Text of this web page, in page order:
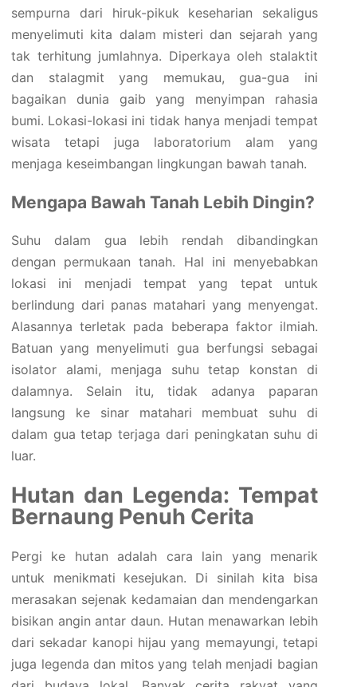
sempurna dari hiruk-pikuk keseharian sekaligus
menyelimuti kita dalam misteri dan sejarah yang
tak terhitung jumlahnya. Diperkaya oleh stalaktit
dan stalagmit yang memukau, gua-gua ini
bagaikan dunia gaib yang menyimpan rahasia
bumi. Lokasi-lokasi ini tidak hanya menjadi tempat
wisata tetapi juga laboratorium alam yang
menjaga keseimbangan lingkungan bawah tanah.
Mengapa Bawah Tanah Lebih Dingin?
Suhu dalam gua lebih rendah dibandingkan
dengan permukaan tanah. Hal ini menyebabkan
lokasi ini menjadi tempat yang tepat untuk
berlindung dari panas matahari yang menyengat.
Alasannya terletak pada beberapa faktor ilmiah.
Batuan yang menyelimuti gua berfungsi sebagai
isolator alami, menjaga suhu tetap konstan di
dalamnya. Selain itu, tidak adanya paparan
langsung ke sinar matahari membuat suhu di
dalam gua tetap terjaga dari peningkatan suhu di
luar.
Hutan dan Legenda: Tempat
Bernaung Penuh Cerita
Pergi ke hutan adalah cara lain yang menarik
untuk menikmati kesejukan. Di sinilah kita bisa
merasakan sejenak kedamaian dan mendengarkan
bisikan angin antar daun. Hutan menawarkan lebih
dari sekadar kanopi hijau yang memayungi, tetapi
juga legenda dan mitos yang telah menjadi bagian